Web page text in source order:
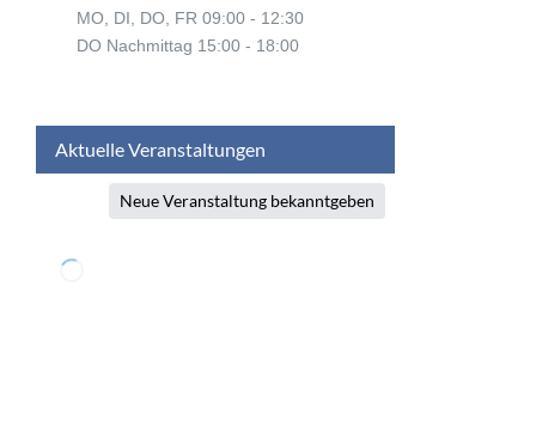
MO, DI, DO, FR 09:00 - 12:30
DO Nachmittag 15:00 - 18:00